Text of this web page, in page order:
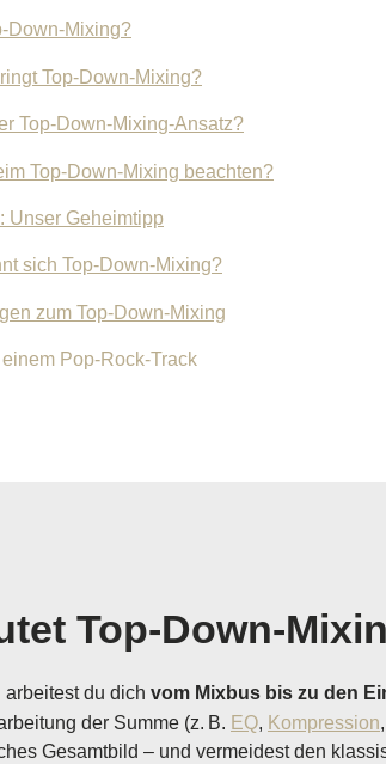
Down-Mixing?
Top-Down-Mixing?
Top-Down-Mixing-Ansatz?
Top-Down-Mixing beachten?
Unser Geheimtipp
sich Top-Down-Mixing?
zum Top-Down-Mixing
Pop-Rock-Track
Top-Down-
du dich vom Mixbus bis zu den
der Summe (z. B. EQ, Kompression
Gesamtbild – und vermeidest den